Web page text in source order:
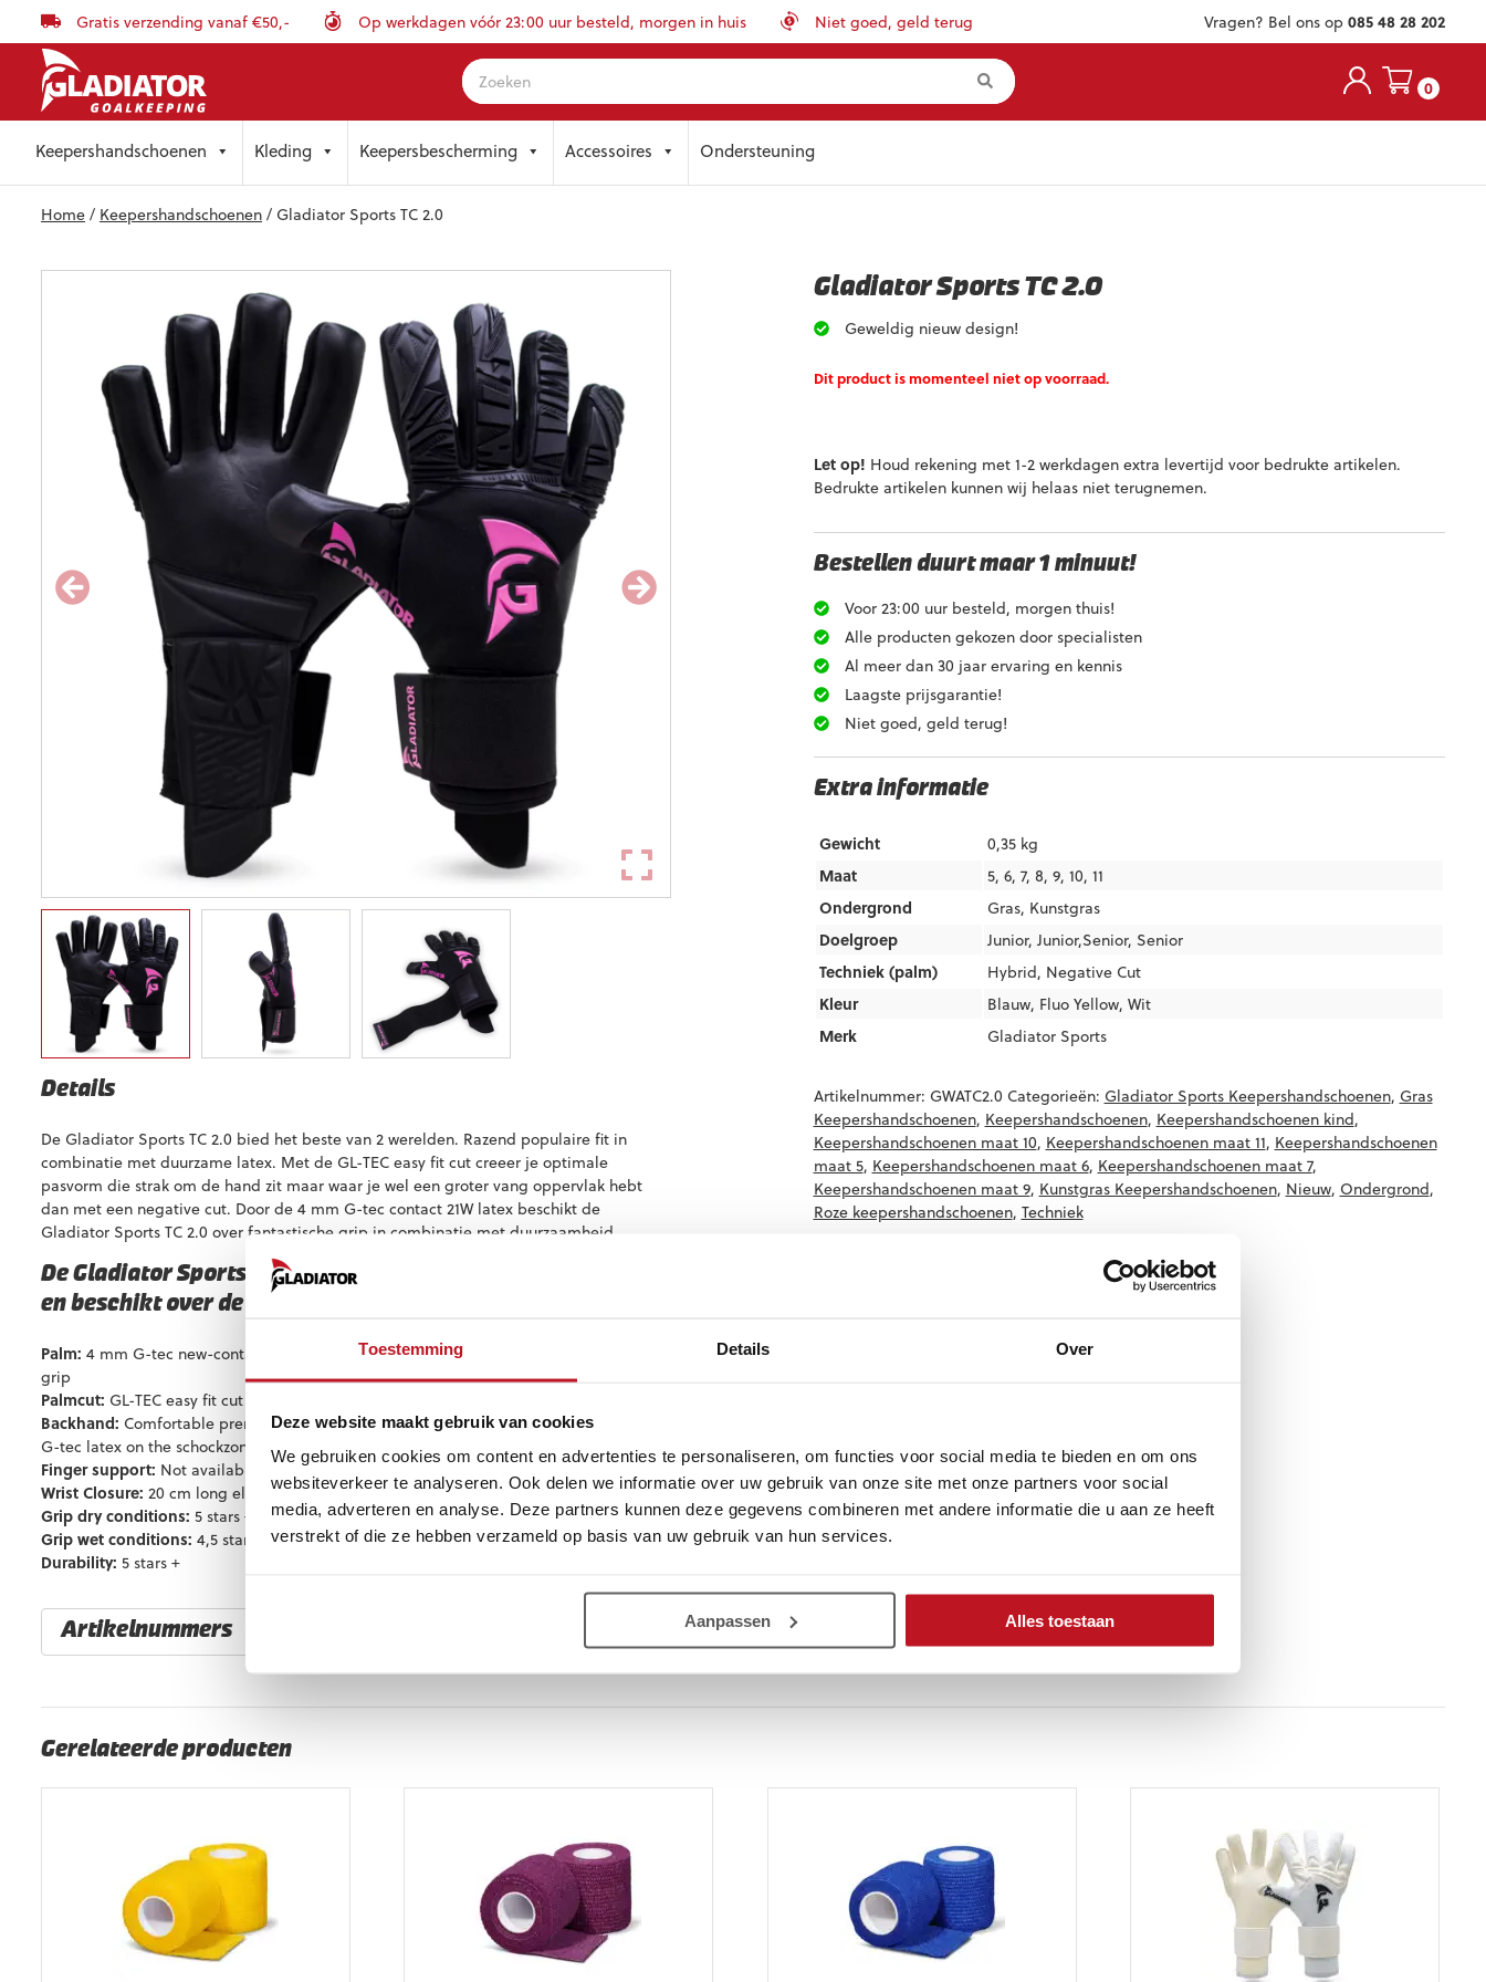
Toestemming Details Over
Deze website maakt gebruik van cookies
We gebruiken cookies om content en advertenties te personaliseren, om functies voor social media te bieden en om ons
websiteverkeer te analyseren. Ook delen we informatie over uw gebruik van onze site met onze partners voor social
media, adverteren en analyse. Deze partners kunnen deze gegevens combineren met andere informatie die u aan ze heeft
verstrekt of die ze hebben verzameld op basis van uw gebruik van hun services.
Aanpassen Alles toestaan
Gratis verzending vanaf €50,- Op werkdagen vóór 23:00 uur besteld, morgen in huis Niet goed, geld terug Vragen? Bel ons op085 48 28 202
0
toKeepershandschoenen Kleding Keepersbescherming Accessoires Ondersteuning
Home/ Keepershandschoenen/ Gladiator Sports TC 2.0
Details
De Gladiator Sports TC 2.0 bied het beste van 2 werelden. Razend populaire fit in
combinatie met duurzame latex. Met de GL-TEC easy fit cut creeer je optimale
pasvorm die strak om de hand zit maar waar je wel een groter vang oppervlak hebt
dan met een negative cut. Door de 4 mm G-tec contact 21W latex beschikt de
Gladiator Sports TC 2.0 over fantastische grip in combinatie met duurzaamheid.
De Gladiator Sports TC 2.0 is verkrijgbaar van maat 5 t/m 11
en beschikt over de volgende eigenschappen:
Palm: 4 mm G-tec new-contact 21W latex plus 4 mm of backing foam for exceptional
grip
Palmcut: GL-TEC easy fit cut with wrapped thumb
Backhand: Comfortable prene body with silicone injected logo and 4 mm of German
G-tec latex on the schockzone
Finger support: Not available for this glove
Wrist Closure: 20 cm long elastic strap
Grip dry conditions: 5 stars +
Grip wet conditions: 4,5 stars
Durability: 5 stars +
Artikelnummers
Eigenschappen
Gladiator Sports TC 2.0
Geweldig nieuw design!
Dit product is momenteel niet op voorraad.
Let op! Houd rekening met 1-2 werkdagen extra levertijd voor bedrukte artikelen.
Bedrukte artikelen kunnen wij helaas niet terugnemen.
Artikelnummer: GWATC2.0 Categorieën: Gladiator Sports Keepershandschoenen, Gras
Keepershandschoenen, Keepershandschoenen, Keepershandschoenen kind,
Keepershandschoenen maat 10, Keepershandschoenen maat 11, Keepershandschoenen
maat 5, Keepershandschoenen maat 6, Keepershandschoenen maat 7,
Keepershandschoenen maat 9, Kunstgras Keepershandschoenen, Nieuw, Ondergrond,
Roze keepershandschoenen, Techniek
Bestellen duurt maar 1 minuut!
Voor 23:00 uur besteld, morgen thuis!
Alle producten gekozen door specialisten
Al meer dan 30 jaar ervaring en kennis
Laagste prijsgarantie!
Niet goed, geld terug!
Extra informatie
Gewicht
0,35 kg
Maat
5, 6, 7, 8, 9, 10, 11
Ondergrond
Gras, Kunstgras
Doelgroep
Junior, Junior,Senior, Senior
Techniek (palm)
Hybrid, Negative Cut
Kleur
Blauw, Fluo Yellow, Wit
Merk
Gladiator Sports
Gerelateerde producten